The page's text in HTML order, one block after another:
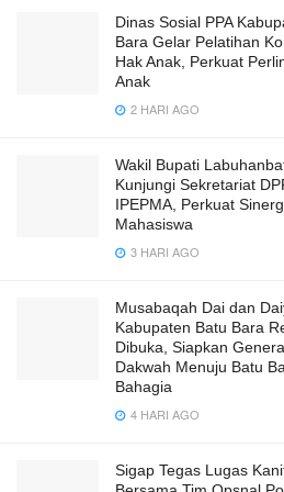
Dinas Sosial PPA
Bara Gelar Pelatihan
Hak Anak, Perkuat
Anak
2 HARI AGO
Wakil Bupati
Kunjungi Sekretariat
IPEPMA, Perkuat
Mahasiswa
3 HARI AGO
Musabaqah Dai dan
Kabupaten Batu Bara
Dibuka, Siapkan
Dakwah Menuju Batu
Bahagia
4 HARI AGO
Sigap Tegas Lugas